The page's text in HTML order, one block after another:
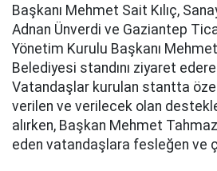
Başkanı Mehmet Sait Kılıç,
Adnan Ünverdi ve Gaziantep
Yönetim Kurulu Başkanı Mehmet
Belediyesi standını ziyaret
Vatandaşlar kurulan stantta
verilen ve verilecek olan
alırken, Başkan Mehmet
eden vatandaşlara fesleğen ve